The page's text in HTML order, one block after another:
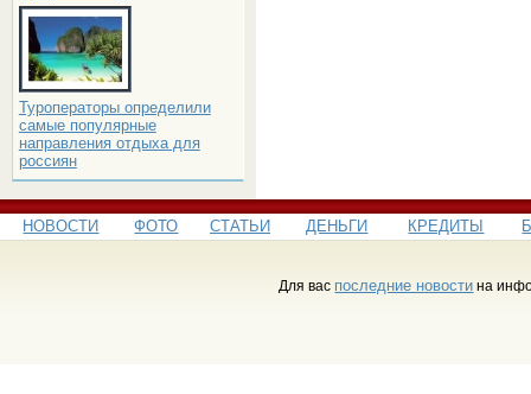
Туроператоры определили
самые популярные
направления отдыха для
россиян
НОВОСТИ ФОТО СТАТЬИ ДЕНЬГИ КРЕДИТЫ
Для вас последние новости на